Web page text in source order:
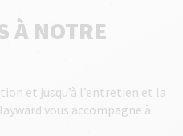
À NOTRE
et jusqu’à l’entretien et la
vous accompagne à